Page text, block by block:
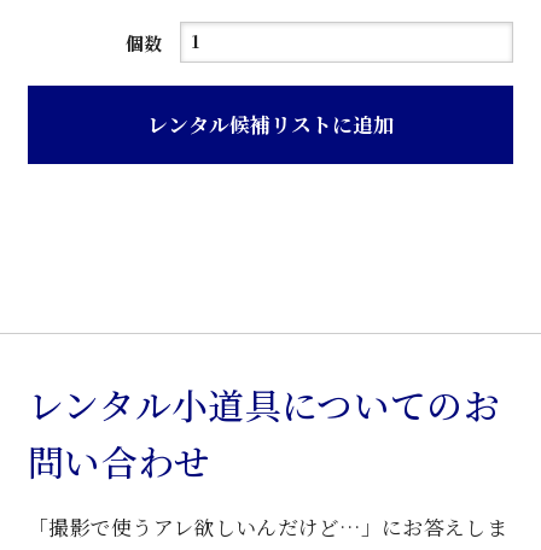
個数
ダ
ブ
調
学
習
個
レンタル候補リストに追加
レンタル小道具についてのお
問い合わせ
「撮影で使うアレ欲しいんだけど…」にお答えしま